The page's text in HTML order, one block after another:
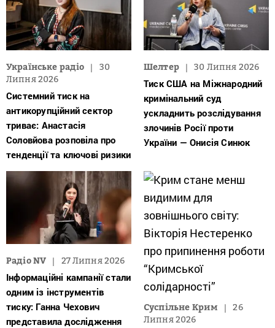
Українське радіо
30
Липня 2026
Системний тиск на
антикорупційний сектор
триває: Анастасія
Соловйова розповіла про
тенденції та ключові ризики
Шелтер 30 Липня 2026
Тиск США на Міжнародний
кримінальний суд
ускладнить розслідування
злочинів Росії проти
України — Онисія Синюк
Радіо NV 27 Липня 2026
Інформаційні кампанії стали
одним із інструментів
тиску: Ганна Чехович
представила дослідження
Суспільне Крим
26
Липня 2026